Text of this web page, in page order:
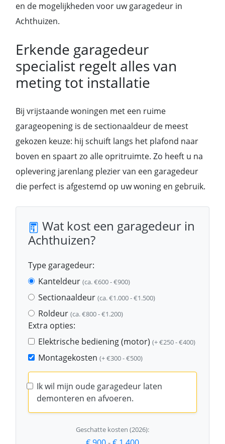
en de mogelijkheden voor uw garagedeur in
Achthuizen.
Erkende garagedeur
specialist regelt alles van
meting tot installatie
Bij vrijstaande woningen met een ruime
garageopening is de sectionaaldeur de meest
gekozen keuze: hij schuift langs het plafond naar
boven en spaart zo alle opritruimte. Zo heeft u na
oplevering jarenlang plezier van een garagedeur
die perfect is afgestemd op uw woning en gebruik.
Wat kost een garagedeur in
Achthuizen?
Type garagedeur:
Kanteldeur (ca. €600 - €900)
Sectionaaldeur (ca. €1.000 - €1.500)
Roldeur (ca. €800 - €1.200)
Extra opties:
Elektrische bediening (motor) (+ €250 - €400)
Montagekosten (+ €300 - €500)
Ik wil mijn oude garagedeur laten
demonteren en afvoeren.
Geschatte kosten (2026):